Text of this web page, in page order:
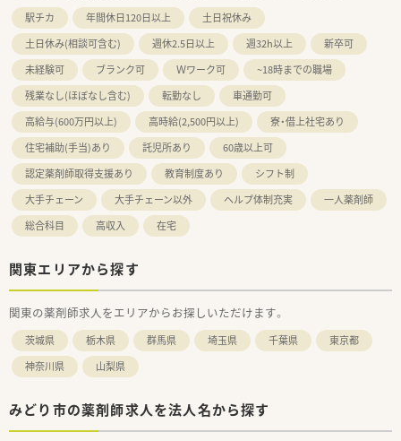
駅チカ 年間休日120日以上
土日祝休み
土日休み(相談可含む)
週休2.5日以上 週32h以上
新卒可
未経験可
ブランク可 Ｗワーク可
~18時までの職場
残業なし(ほぼなし含む)
転勤なし
車通勤可
高給与(600万円以上)
高時給(2,500円以上)
寮・借上社宅あり
住宅補助(手当)あり
託児所あり
60歳以上可
認定薬剤師取得支援あり
教育制度あり
シフト制
大手チェーン
大手チェーン以外 ヘルプ体制充実
一人薬剤師
総合科目
高収入 在宅
関東エリアから探す
関東の薬剤師求人をエリアからお探しいただけます。
茨城県 栃木県 群馬県 埼玉県 千葉県
東京都
神奈川県
山梨県
みどり市の薬剤師求人を法人名から探す